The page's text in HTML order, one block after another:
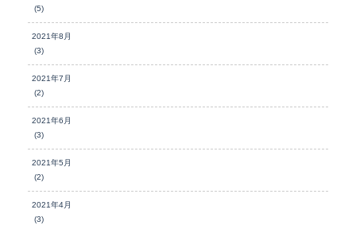
(5)
2021年8月
(3)
2021年7月
(2)
2021年6月
(3)
2021年5月
(2)
2021年4月
(3)